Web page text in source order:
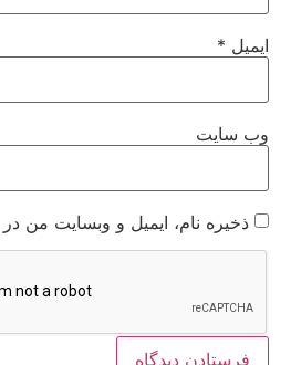
ایمیل *
وب‌ سایت
ذخیره نام، ایمیل و وبسایت من